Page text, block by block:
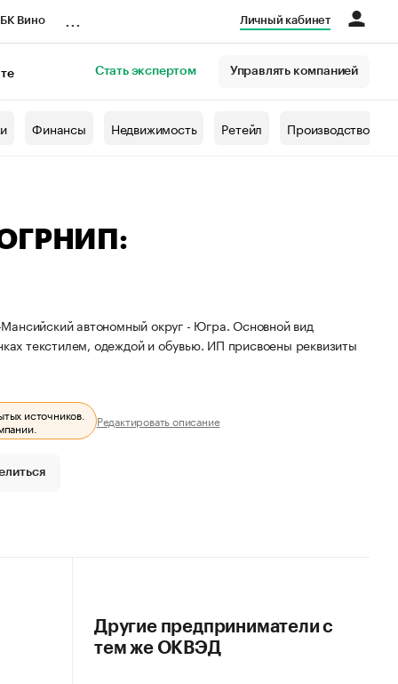
Вино Личный кабинет
Стать экспертом Управлять компанией
Финансы Недвижимость Ретейл Производство
автономный округ - Югра. Основной вид
текстилем, одеждой и обувью. ИП присвоены реквизиты
источников. Редактировать описание
Другие предприниматели с
тем же ОКВЭД